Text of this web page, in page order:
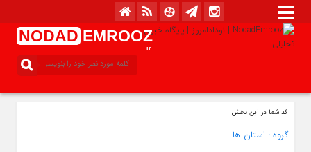
NODAD EMROOZ
.ir
کد شما در این بخش
گروه : استان ها